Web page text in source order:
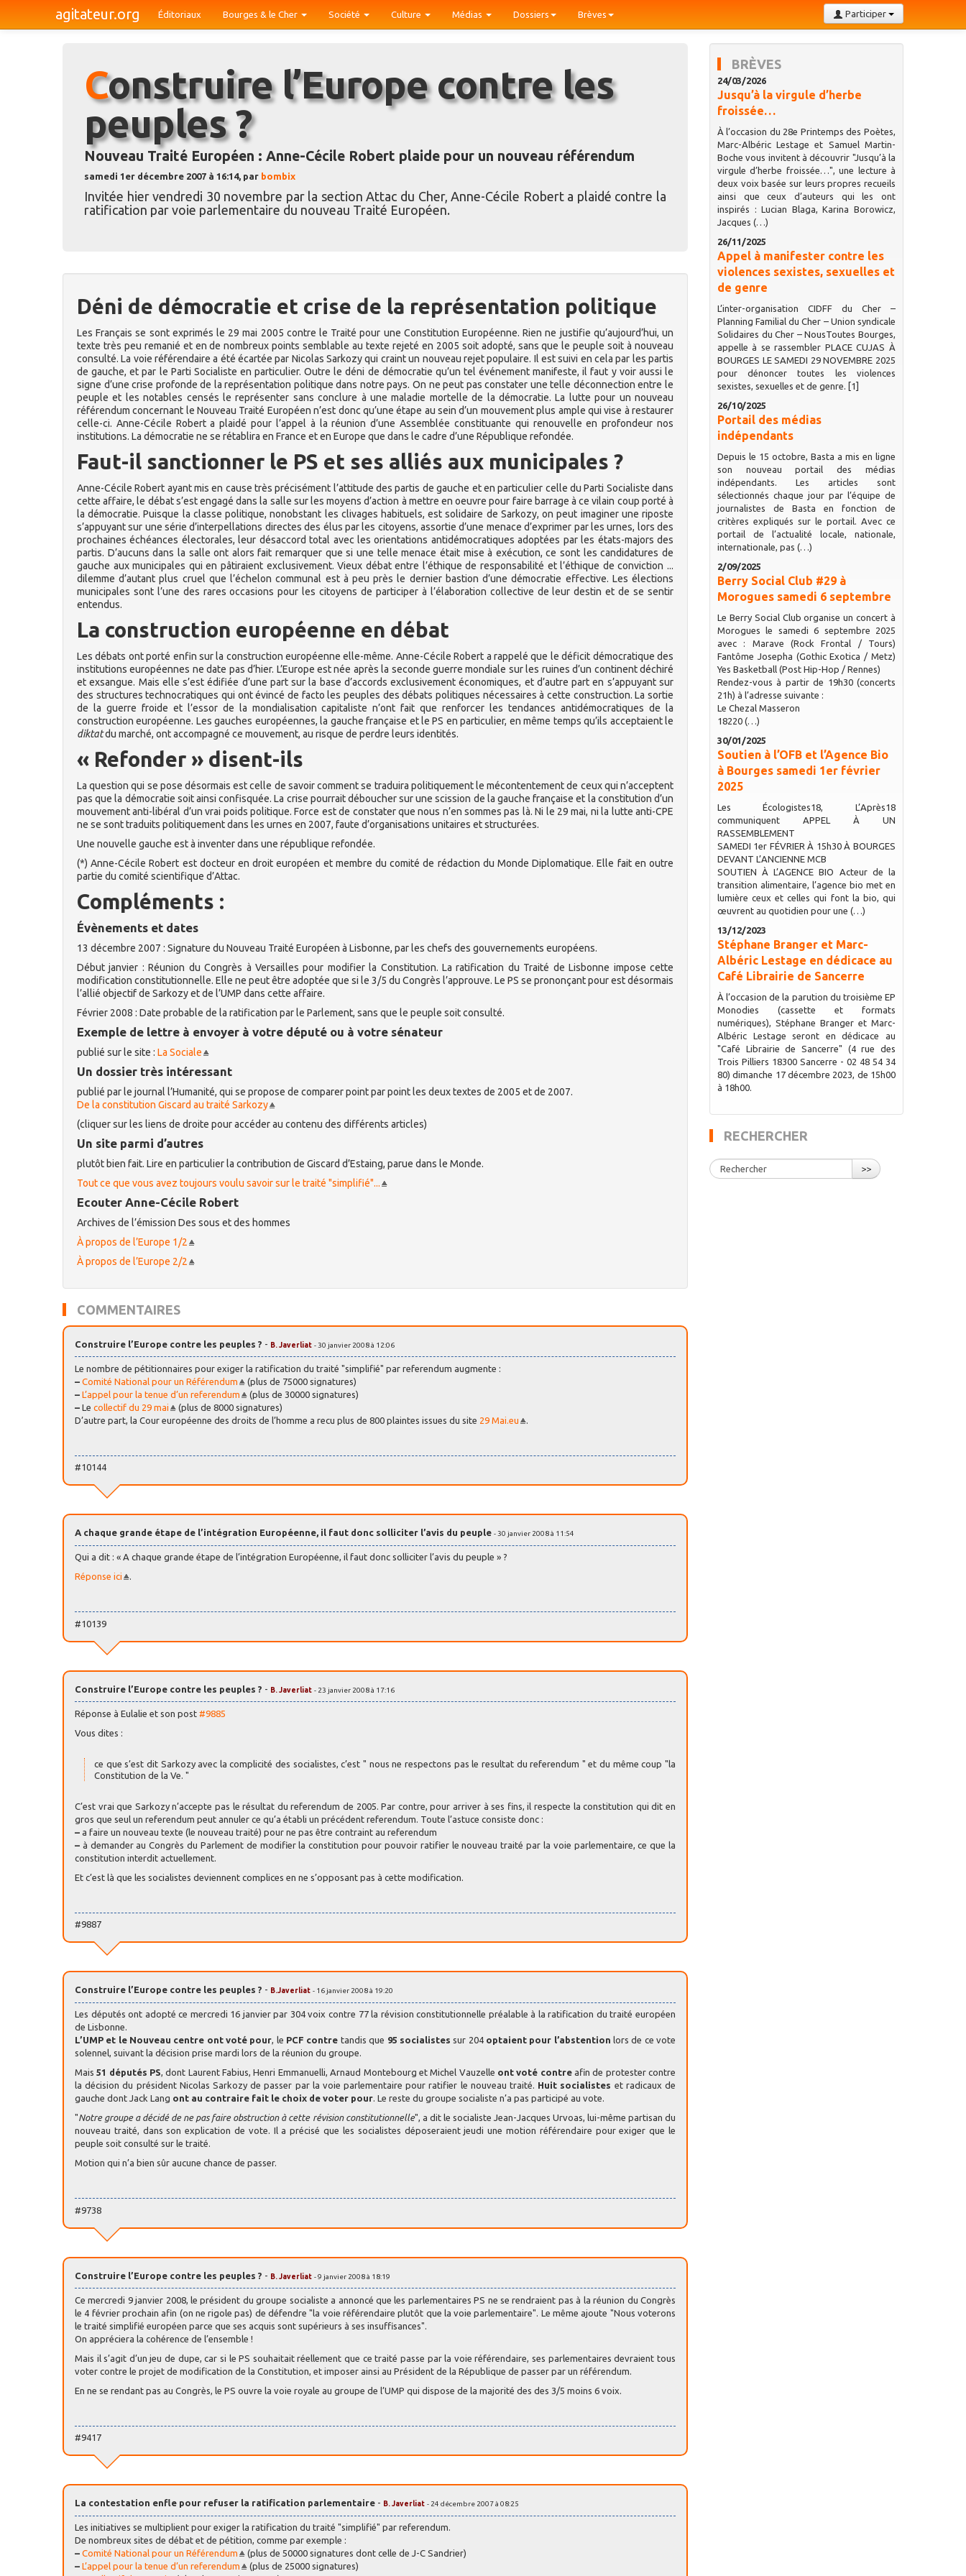
agitateur.org Participer
Éditoriaux Bourges & le Cher Société Culture Médias Dossiers Brèves
Construire l’Europe contre les
peuples ?
Nouveau Traité Européen : Anne-Cécile Robert plaide pour un nouveau référendum
samedi 1er décembre 2007 à 16:14, par bombix
Invitée hier vendredi 30 novembre par la section Attac du Cher, Anne-Cécile Robert a plaidé contre la
ratification par voie parlementaire du nouveau Traité Européen.
Déni de démocratie et crise de la représentation politique
Les Français se sont exprimés le 29 mai 2005 contre le Traité pour une Constitution Européenne. Rien ne justifie qu’aujourd’hui, un
texte très peu remanié et en de nombreux points semblable au texte rejeté en 2005 soit adopté, sans que le peuple soit à nouveau
consulté. La voie référendaire a été écartée par Nicolas Sarkozy qui craint un nouveau rejet populaire. Il est suivi en cela par les partis
de gauche, et par le Parti Socialiste en particulier. Outre le déni de démocratie qu’un tel événement manifeste, il faut y voir aussi le
signe d’une crise profonde de la représentation politique dans notre pays. On ne peut pas constater une telle déconnection entre le
peuple et les notables censés le représenter sans conclure à une maladie mortelle de la démocratie. La lutte pour un nouveau
référendum concernant le Nouveau Traité Européen n’est donc qu’une étape au sein d’un mouvement plus ample qui vise à restaurer
celle-ci. Anne-Cécile Robert a plaidé pour l’appel à la réunion d’une Assemblée constituante qui renouvelle en profondeur nos
institutions. La démocratie ne se rétablira en France et en Europe que dans le cadre d’une République refondée.
Faut-il sanctionner le PS et ses alliés aux municipales ?
Anne-Cécile Robert ayant mis en cause très précisément l’attitude des partis de gauche et en particulier celle du Parti Socialiste dans
cette affaire, le débat s’est engagé dans la salle sur les moyens d’action à mettre en oeuvre pour faire barrage à ce vilain coup porté à
la démocratie. Puisque la classe politique, nonobstant les clivages habituels, est solidaire de Sarkozy, on peut imaginer une riposte
s’appuyant sur une série d’interpellations directes des élus par les citoyens, assortie d’une menace d’exprimer par les urnes, lors des
prochaines échéances électorales, leur désaccord total avec les orientations antidémocratiques adoptées par les états-majors des
partis. D’aucuns dans la salle ont alors fait remarquer que si une telle menace était mise à exécution, ce sont les candidatures de
gauche aux municipales qui en pâtiraient exclusivement. Vieux débat entre l’éthique de responsabilité et l’éthique de conviction ...
dilemme d’autant plus cruel que l’échelon communal est à peu près le dernier bastion d’une démocratie effective. Les élections
municipales sont l’une des rares occasions pour les citoyens de participer à l’élaboration collective de leur destin et de se sentir
entendus.
La construction européenne en débat
Les débats ont porté enfin sur la construction européenne elle-même. Anne-Cécile Robert a rappelé que le déficit démocratique des
institutions européennes ne date pas d’hier. L’Europe est née après la seconde guerre mondiale sur les ruines d’un continent déchiré
et exsangue. Mais elle s’est édifiée d’une part sur la base d’accords exclusivement économiques, et d’autre part en s’appuyant sur
des structures technocratiques qui ont évincé de facto les peuples des débats politiques nécessaires à cette construction. La sortie
de la guerre froide et l’essor de la mondialisation capitaliste n’ont fait que renforcer les tendances antidémocratiques de la
construction européenne. Les gauches européennes, la gauche française et le PS en particulier, en même temps qu’ils acceptaient le
diktatdu marché, ont accompagné ce mouvement, au risque de perdre leurs identités.
« Refonder » disent-ils
La question qui se pose désormais est celle de savoir comment se traduira politiquement le mécontentement de ceux qui n’acceptent
pas que la démocratie soit ainsi confisquée. La crise pourrait déboucher sur une scission de la gauche française et la constitution d’un
mouvement anti-libéral d’un vrai poids politique. Force est de constater que nous n’en sommes pas là. Ni le 29 mai, ni la lutte anti-CPE
ne se sont traduits politiquement dans les urnes en 2007, faute d’organisations unitaires et structurées.
Une nouvelle gauche est à inventer dans une république refondée.
(*) Anne-Cécile Robert est docteur en droit européen et membre du comité de rédaction du Monde Diplomatique. Elle fait en outre
partie du comité scientifique d’Attac.
Compléments :
Évènements et dates
13 décembre 2007 : Signature du Nouveau Traité Européen à Lisbonne, par les chefs des gouvernements européens.
Début janvier : Réunion du Congrès à Versailles pour modifier la Constitution. La ratification du Traité de Lisbonne impose cette
modification constitutionnelle. Elle ne peut être adoptée que si le 3/5 du Congrès l’approuve. Le PS se prononçant pour est désormais
l’allié objectif de Sarkozy et de l’UMP dans cette affaire.
Février 2008 : Date probable de la ratification par le Parlement, sans que le peuple soit consulté.
Exemple de lettre à envoyer à votre député ou à votre sénateur
publié sur le site : La Sociale
Un dossier très intéressant
publié par le journal l’Humanité, qui se propose de comparer point par point les deux textes de 2005 et de 2007.
De la constitution Giscard au traité Sarkozy
(cliquer sur les liens de droite pour accéder au contenu des différents articles)
Un site parmi d’autres
plutôt bien fait. Lire en particulier la contribution de Giscard d’Estaing, parue dans le Monde.
Tout ce que vous avez toujours voulu savoir sur le traité "simplifié"...
Ecouter Anne-Cécile Robert
Archives de l’émission Des sous et des hommes
À propos de l’Europe 1/2
À propos de l’Europe 2/2
COMMENTAIRES
Construire l’Europe contre les peuples ? - B. Javerliat - 30 janvier 2008 à 12:06
Le nombre de pétitionnaires pour exiger la ratification du traité "simplifié" par referendum augmente :
– Comité National pour un Référendum
(plus de 75000 signatures)
– L’appel pour la tenue d’un referendum
(plus de 30000 signatures)
– Le collectif du 29 mai
(plus de 8000 signatures)
D’autre part, la Cour européenne des droits de l’homme a recu plus de 800 plaintes issues du site 29 Mai.eu
#10144
A chaque grande étape de l’intégration Européenne, il faut donc solliciter l’avis du peuple - 30 janvier 2008 à 11:54
Qui a dit : « A chaque grande étape de l’intégration Européenne, il faut donc solliciter l’avis du peuple » ?
Réponse ici
.
#10139
Construire l’Europe contre les peuples ? - B. Javerliat - 23 janvier 2008 à 17:16
Réponse à Eulalie et son post #9885
Vous dites :
ce que s’est dit Sarkozy avec la complicité des socialistes, c’est " nous ne respectons pas le resultat du referendum " et du même coup "la
Constitution de la Ve. "
C’est vrai que Sarkozy n’accepte pas le résultat du referendum de 2005. Par contre, pour arriver à ses fins, il respecte la constitution qui dit en
gros que seul un referendum peut annuler ce qu’a établi un précédent referendum. Toute l’astuce consiste donc :
– a faire un nouveau texte (le nouveau traité) pour ne pas être contraint au referendum
– à demander au Congrès du Parlement de modifier la constitution pour pouvoir ratifier le nouveau traité par la voie parlementaire, ce que la
constitution interdit actuellement.
Et c’est là que les socialistes deviennent complices en ne s’opposant pas à cette modification.
#9887
Construire l’Europe contre les peuples ? - B.Javerliat - 16 janvier 2008 à 19:20
Les députés ont adopté ce mercredi 16 janvier par 304 voix contre 77 la révision constitutionnelle préalable à la ratification du traité européen
de Lisbonne.
L’UMP et le Nouveau centre ont voté pour, le PCF contre tandis que 95 socialistes sur 204 optaient pour l’abstention lors de ce vote
solennel, suivant la décision prise mardi lors de la réunion du groupe.
Mais51 députés PS, dont Laurent Fabius, Henri Emmanuelli, Arnaud Montebourg et Michel Vauzelle ont voté contreafin de protester contre
la décision du président Nicolas Sarkozy de passer par la voie parlementaire pour ratifier le nouveau traité. Huit socialistes et radicaux de
gauche dont Jack Lang ont au contraire fait le choix de voter pour. Le reste du groupe socialiste n’a pas participé au vote.
"Notre groupe a décidé de ne pas faire obstruction à cette révision constitutionnelle", a dit le socialiste Jean-Jacques Urvoas, lui-même partisan du
nouveau traité, dans son explication de vote. Il a précisé que les socialistes déposeraient jeudi une motion référendaire pour exiger que le
peuple soit consulté sur le traité.
Motion qui n’a bien sûr aucune chance de passer.
#9738
Construire l’Europe contre les peuples ? - B. Javerliat - 9 janvier 2008 à 18:19
Ce mercredi 9 janvier 2008, le président du groupe socialiste a annoncé que les parlementaires PS ne se rendraient pas à la réunion du Congrès
le 4 février prochain afin (on ne rigole pas) de défendre "la voie référendaire plutôt que la voie parlementaire". Le même ajoute "Nous voterons
le traité simplifié européen parce que ses acquis sont supérieurs à ses insuffisances".
On appréciera la cohérence de l’ensemble !
Mais il s’agit d’un jeu de dupe, car si le PS souhaitait réellement que ce traité passe par la voie référendaire, ses parlementaires devraient tous
voter contre le projet de modification de la Constitution, et imposer ainsi au Président de la République de passer par un référendum.
En ne se rendant pas au Congrès, le PS ouvre la voie royale au groupe de l’UMP qui dispose de la majorité des des 3/5 moins 6 voix.
#9417
La contestation enfle pour refuser la ratification parlementaire - B. Javerliat - 24 décembre 2007 à 08:25
Les initiatives se multiplient pour exiger la ratification du traité "simplifié" par referendum.
De nombreux sites de débat et de pétition, comme par exemple :
– Comité National pour un Référendum
(plus de 50000 signatures dont celle de J-C Sandrier)
– L’appel pour la tenue d’un referendum
(plus de 25000 signatures)
BRÈVES
24/03/2026
Jusqu’à la virgule d’herbe
froissée…
À l’occasion du 28e Printemps des Poètes,
Marc-Albéric Lestage et Samuel Martin-
Boche vous invitent à découvrir "Jusqu’à la
virgule d’herbe froissée…", une lecture à
deux voix basée sur leurs propres recueils
ainsi que ceux d’auteurs qui les ont
inspirés : Lucian Blaga, Karina Borowicz,
Jacques (…)
26/11/2025
Appel à manifester contre les
violences sexistes, sexuelles et
de genre
L’inter-organisation CIDFF du Cher –
Planning Familial du Cher – Union syndicale
Solidaires du Cher – NousToutes Bourges,
appelle à se rassembler PLACE CUJAS À
BOURGES LE SAMEDI 29 NOVEMBRE 2025
pour dénoncer toutes les violences
sexistes, sexuelles et de genre. [1]
26/10/2025
Portail des médias
indépendants
Depuis le 15 octobre, Basta a mis en ligne
son nouveau portail des médias
indépendants. Les articles sont
sélectionnés chaque jour par l’équipe de
journalistes de Basta en fonction de
critères expliqués sur le portail. Avec ce
portail de l’actualité locale, nationale,
internationale, pas (…)
2/09/2025
Berry Social Club #29 à
Morogues samedi 6 septembre
Le Berry Social Club organise un concert à
Morogues le samedi 6 septembre 2025
avec : Marave (Rock Frontal / Tours)
Fantôme Josepha (Gothic Exotica / Metz)
Yes Basketball (Post Hip-Hop / Rennes)
Rendez-vous à partir de 19h30 (concerts
21h) à l’adresse suivante :
Le Chezal Masseron
18220 (…)
30/01/2025
Soutien à l’OFB et l’Agence Bio
à Bourges samedi 1er février
2025
Les Écologistes18, L’Après18
communiquent APPEL À UN
RASSEMBLEMENT
SAMEDI 1er FÉVRIER À 15h30 À BOURGES
DEVANT L’ANCIENNE MCB
SOUTIEN À L’AGENCE BIO Acteur de la
transition alimentaire, l’agence bio met en
lumière ceux et celles qui font la bio, qui
œuvrent au quotidien pour une (…)
13/12/2023
Stéphane Branger et Marc-
Albéric Lestage en dédicace au
Café Librairie de Sancerre
À l’occasion de la parution du troisième EP
Monodies (cassette et formats
numériques), Stéphane Branger et Marc-
Albéric Lestage seront en dédicace au
"Café Librairie de Sancerre" (4 rue des
Trois Pilliers 18300 Sancerre - 02 48 54 34
80) dimanche 17 décembre 2023, de 15h00
à 18h00.
RECHERCHER
>>